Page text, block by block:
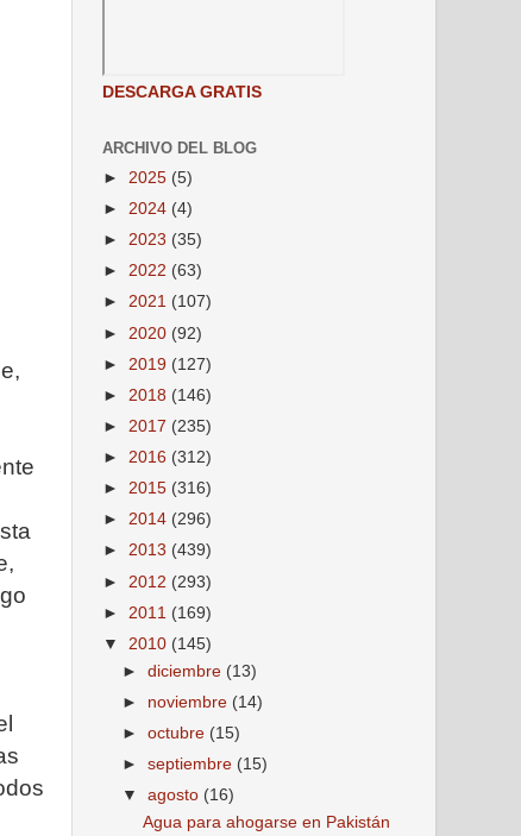
DESCARGA GRATIS
ARCHIVO DEL BLOG
► 2025 (5)
► 2024 (4)
► 2023 (35)
► 2022 (63)
► 2021 (107)
► 2020 (92)
► 2019 (127)
► 2018 (146)
► 2017 (235)
► 2016 (312)
► 2015 (316)
► 2014 (296)
► 2013 (439)
► 2012 (293)
► 2011 (169)
▼ 2010 (145)
►diciembre (13)
► noviembre (14)
►octubre (15)
►septiembre (15)
▼agosto (16)
Agua para ahogarse en Pakistán